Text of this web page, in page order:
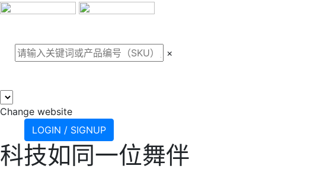
×
Change website
LOGIN / SIGNUP
科技如同一位舞伴